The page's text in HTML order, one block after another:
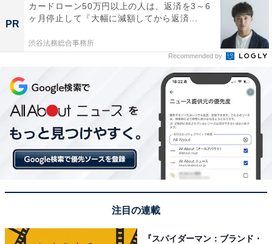
PR
カードローン50万円以上の人は、返済を3～6
ヶ月停止して『大幅に減額してから返済...
渋谷法務総合事務所
Recommended by
注目の連載
『スパイダーマン：ブランド・